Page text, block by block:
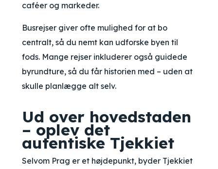
caféer og markeder.
Busrejser giver ofte mulighed for at bo
centralt, så du nemt kan udforske byen til
fods. Mange rejser inkluderer også guidede
byrundture, så du får historien med – uden at
skulle planlægge alt selv.
Ud over hovedstaden
– oplev det
autentiske Tjekkiet
Selvom Prag er et højdepunkt, byder Tjekkiet